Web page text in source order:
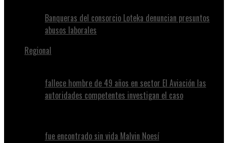
Banqueras del consorcio Loteka denuncian presuntos
abusos laborales
Regional
fallece hombre de 49 años en sector El Aviación las
autoridades competentes investigan el caso
fue encontrado sin vida Malvin Noesí